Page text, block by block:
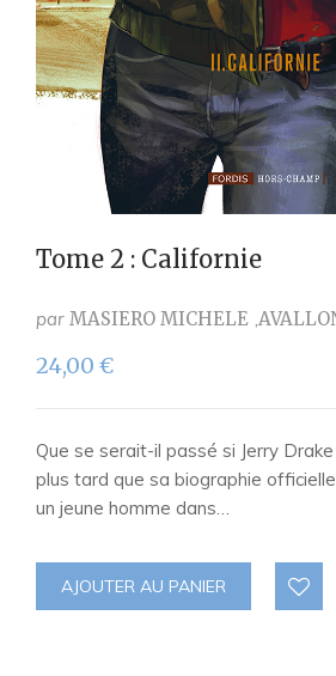
Tome 2 : Californie
par MASIERO MICHELE
24,00 €
Que se serait-il passé si Jerry
plus tard que sa biographie
un jeune homme dans…
AJOUTER AU PANIER